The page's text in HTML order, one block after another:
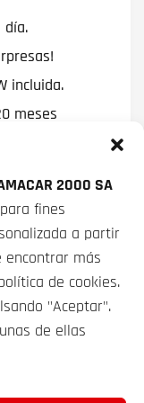
2000 SA
fines
a partir
encontrar más
de cookies.
"Aceptar".
de ellas
Isofix para
tiene
par de
disponer
espacio del
que la cabina
Está
cuenta con un
sigue
controles
parte superior,
con una leve
día.
incluida.
meses
2025